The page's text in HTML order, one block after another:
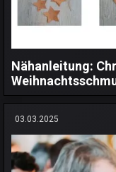
Nähanleitung:
03.03.2025